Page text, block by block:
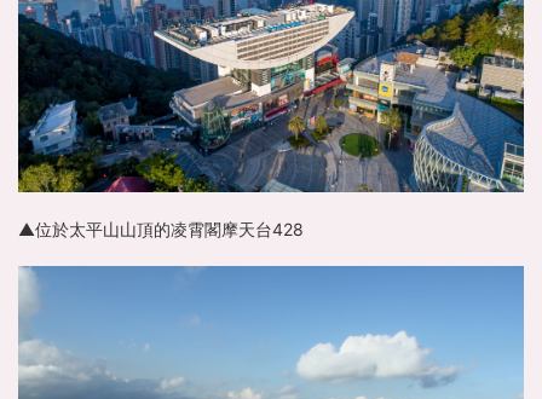
▲位於太平山山頂的凌霄閣摩天台428